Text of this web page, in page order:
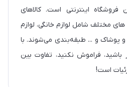
فروشگاه اینترنتی است. کالاهای
مختلف شامل لوازم خانگی، لوازم
و پوشاک و ... طبقه‌بندی می‌شوند. با
باشید، فراموش نکنید، تفاوت بین
است!